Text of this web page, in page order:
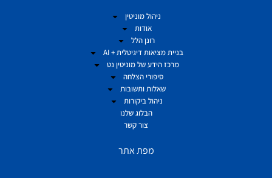
ניהול מוניטין
אודות
רונן הלל
בניית מציאות דיגיטלית + AI
מרכז הידע של מוניטין נט
סיפורי הצלחה
שאלות ותשובות
ניהול ביקורות
הבלוג שלנו
צור קשר
מפת אתר